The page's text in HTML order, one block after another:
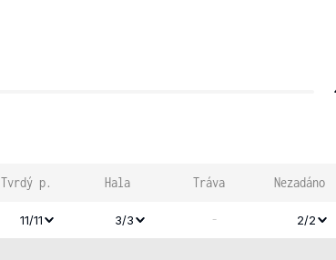
Tvrdý p. Hala Tráva Nezadáno
11/11 3/3 - 2/2